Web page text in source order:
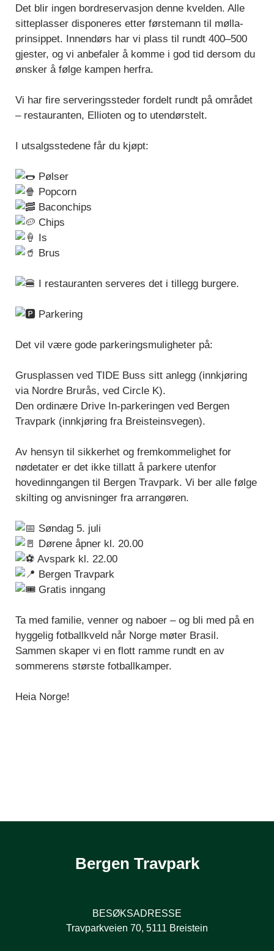
Det blir ingen bordreservasjon denne kvelden. Alle
sitteplasser disponeres etter førstemann til mølla-
prinsippet. Innendørs har vi plass til rundt 400–500
gjester, og vi anbefaler å komme i god tid dersom du
ønsker å følge kampen herfra.
Vi har fire serveringssteder fordelt rundt på området
– restauranten, Ellioten og to utendørstelt.
I utsalgsstedene får du kjøpt:
Pølser
Popcorn
Baconchips
Chips
Is
Brus
I restauranten serveres det i tillegg burgere.
Parkering
Det vil være gode parkeringsmuligheter på:
Grusplassen ved TIDE Buss sitt anlegg (innkjøring
via Nordre Brurås, ved Circle K).
Den ordinære Drive In-parkeringen ved Bergen
Travpark (innkjøring fra Breisteinsvegen).
Av hensyn til sikkerhet og fremkommelighet for
nødetater er det ikke tillatt å parkere utenfor
hovedinngangen til Bergen Travpark. Vi ber alle følge
skilting og anvisninger fra arrangøren.
Søndag 5. juli
Dørene åpner kl. 20.00
Avspark kl. 22.00
Bergen Travpark
Gratis inngang
Ta med familie, venner og naboer – og bli med på en
hyggelig fotballkveld når Norge møter Brasil.
Sammen skaper vi en flott ramme rundt en av
sommerens største fotballkamper.
Heia Norge!
Bergen Travpark
BESØKSADRESSE
Travparkveien 70, 5111 Breistein